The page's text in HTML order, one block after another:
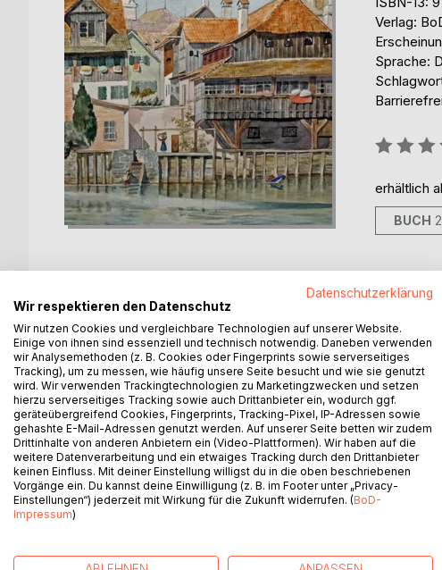
Verlag:
Sprache:
erhältlich
BUCH
BESCHREIBUNG
Eine Freundin am Ende ihres Lebens wünscht sich von
nach ihrem Tod Bilder, die ihre Urgroßmutter gemalt
München zurück in ihre alte Heimat - nach Lindau -
ihrem Herzenswunsch zurückkommen. Und die Freundin
Es sind wunderbare Aquarelle von Emma Eibler aus
ihr mit einer Feinheit gemalt wurden, die die die
Ausdruck bringen. Bevor sie in einem vergessenen
diesem besonderen Bildband über die Inselstadt
Es ist ein kleiner Bilder-Schatz über Lindau im 19.
AUTOR/IN
Datenschutzerklärung
Wir respektieren den Datenschutz
Wir nutzen Cookies und vergleichbare Technologien auf unserer Website.
Einige von ihnen sind essenziell und technisch notwendig. Daneben verwenden
wir Analysemethoden (z. B. Cookies oder Fingerprints sowie serverseitiges
Tracking), um zu messen, wie häufig unsere Seite besucht und wie sie genutzt
wird. Wir verwenden Trackingtechnologien zu Marketingzwecken und setzen
hierzu serverseitiges Tracking sowie auch Drittanbieter ein, wodurch ggf.
geräteübergreifend Cookies, Fingerprints, Tracking-Pixel, IP-Adressen sowie
gehashte E-Mail-Adressen genutzt werden. Auf unserer Seite betten wir zudem
Drittinhalte von anderen Anbietern ein (Video-Plattformen). Wir haben auf die
weitere Datenverarbeitung und ein etwaiges Tracking durch den Drittanbieter
keinen Einfluss. Mit deiner Einstellung willigst du in die oben beschriebenen
Vorgänge ein. Du kannst deine Einwilligung (z. B. im Footer unter „Privacy-
Einstellungen“) jederzeit mit Wirkung für die Zukunft widerrufen. (BoD-
Impressum)